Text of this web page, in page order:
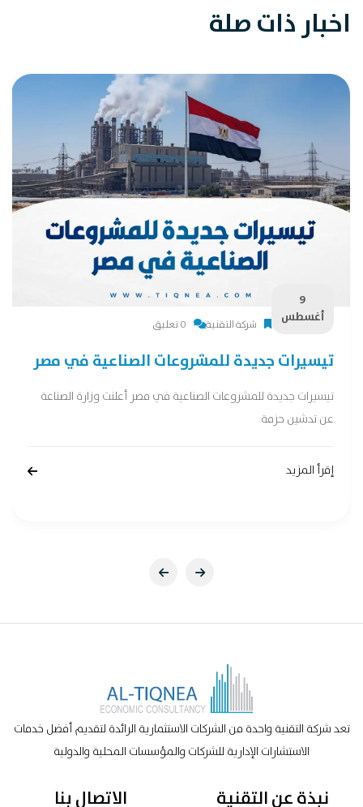
اخبار ذات صلة
9
أغسطس
شركة التقنية 0 تعليق
تيسيرات جديدة للمشروعات الصناعية في مصر
تيسيرات جديدة للمشروعات الصناعية في مصر أعلنت وزارة الصناعة
عن تدشين حزمة
إقرأ المزيد
تعد شركة التقنية واحدة من الشركات الاستثمارية الرائدة لتقديم أفضل خدمات
الاستشارات الإدارية للشركات والمؤسسات المحلية والدولية
نبذة عن التقنية الاتصال بنا